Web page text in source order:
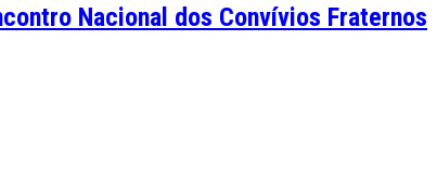
Nacional dos Convívios Fraternos